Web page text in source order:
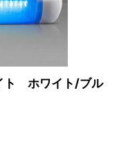
ト ホワイト/ブル